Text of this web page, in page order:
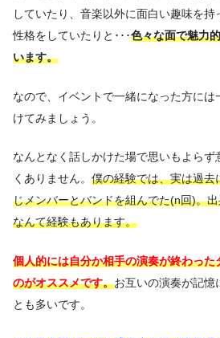
していたり、音楽以外に面白い趣味を
性格をしていたりと･･･色々な面で魅力
います。
なので、イベントで一緒になった方に
けてみましょう。
なんとなく話しかけた場で思いもよらず
くありません。 僕の経験では、実は過
じメンバーとバンドを組んでた(n回)。
なんて経験もあります。
個人的には自分か相手の演奏が終わっ
のがオススメです。お互いの演奏が記憶
とも多いです。